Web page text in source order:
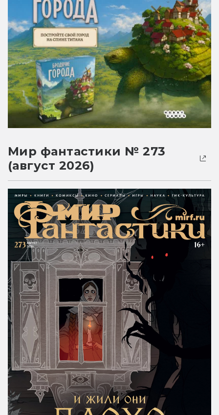
Мир фантастики № 273
(август 2026)